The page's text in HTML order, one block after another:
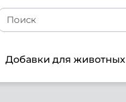
Добавки для животных